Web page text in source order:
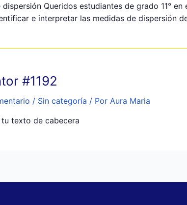
dispersión Queridos estudiantes de grado 11°
e interpretar las medidas de dispersión
#1192
/ Sin categoría / Por Aura Maria
tu texto de cabecera